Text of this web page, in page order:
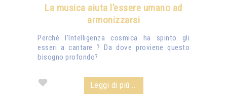
La musica aiuta l’essere umano ad
armonizzarsi
Perché l’Intelligenza cosmica ha spinto gli
esseri a cantare ? Da dove proviene questo
bisogno profondo?
Leggi di più ...